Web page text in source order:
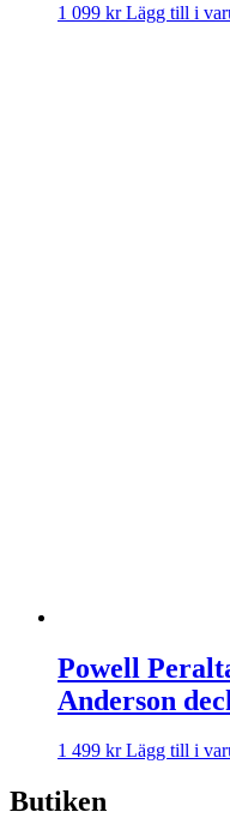
1 099 kr Lägg till i
Powell
Anderson
1 499 kr Lägg till i
Butiken